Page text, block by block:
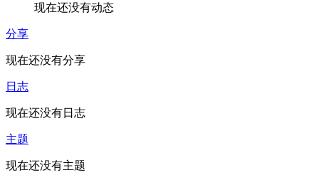
现在还没有动态
分享
现在还没有分享
日志
现在还没有日志
主题
现在还没有主题